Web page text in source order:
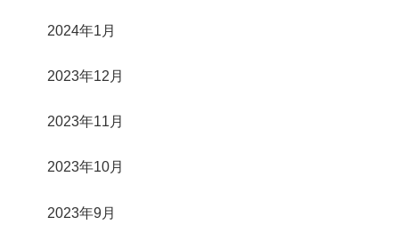
2024年1月
2023年12月
2023年11月
2023年10月
2023年9月